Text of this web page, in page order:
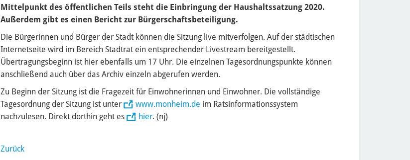
Mittelpunkt des öffentlichen Teils steht die Einbringung der Haushaltssatzung 2020.
Außerdem gibt es einen Bericht zur Bürgerschaftsbeteiligung.
Die Bürgerinnen und Bürger der Stadt können die Sitzung live mitverfolgen. Auf der städtischen
Internetseite wird im Bereich Stadtrat ein entsprechender Livestream bereitgestellt.
Übertragungsbeginn ist hier ebenfalls um 17 Uhr. Die einzelnen Tagesordnungspunkte können
anschließend auch über das Archiv einzeln abgerufen werden.
Zu Beginn der Sitzung ist die Fragezeit für Einwohnerinnen und Einwohner. Die vollständige
Tagesordnung der Sitzung ist unter
www.monheim.de im Ratsinformationssystem
nachzulesen. Direkt dorthin geht es
hier. (nj)
Zurück